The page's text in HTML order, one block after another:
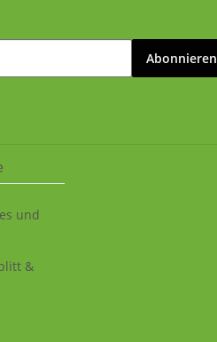
Abonnieren
und
&